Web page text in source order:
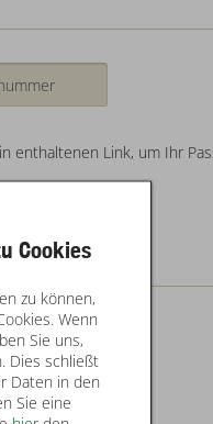
enthaltenen Link, um Ihr
Cookies
zu können,
Wenn
Sie uns,
Dies schließt
Daten in den
Sie eine